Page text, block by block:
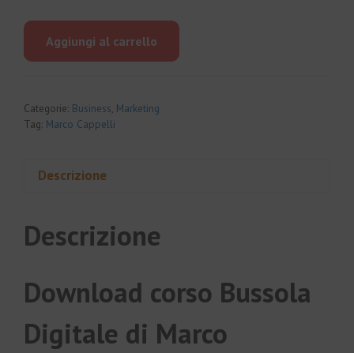
era:
attuale
è:
Aggiungi al carrello
Categorie: Business Marketing
Tag: Marco Cappelli
Descrizione
Descrizione
Download corso Bussola
Digitale di Marco